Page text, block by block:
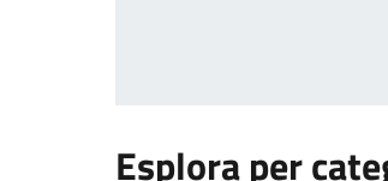
Esplora per